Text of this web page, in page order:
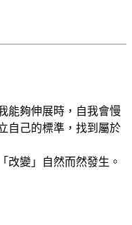
能夠伸展時，自我會慢
自己的標準，找到屬於
改變」自然而然發生。